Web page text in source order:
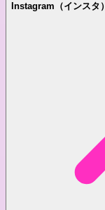
Instagram（インスタ